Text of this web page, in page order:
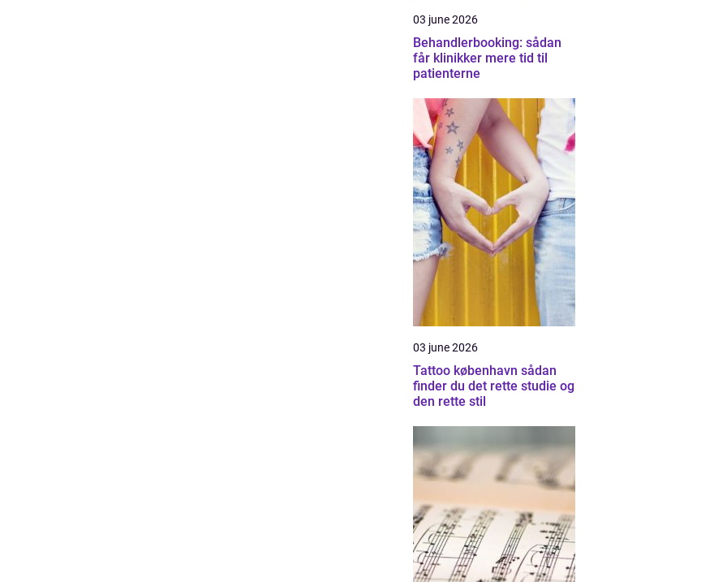
03 june 2026
Behandlerbooking: sådan
får klinikker mere tid til
patienterne
03 june 2026
Tattoo københavn sådan
finder du det rette studie og
den rette stil